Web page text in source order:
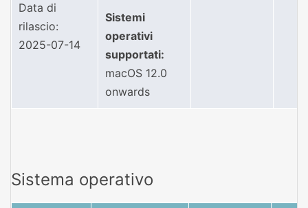
Data di
rilascio:
2025-07-14
Sistemi
operativi
supportati:
macOS 12.0
onwards
Sistema operativo